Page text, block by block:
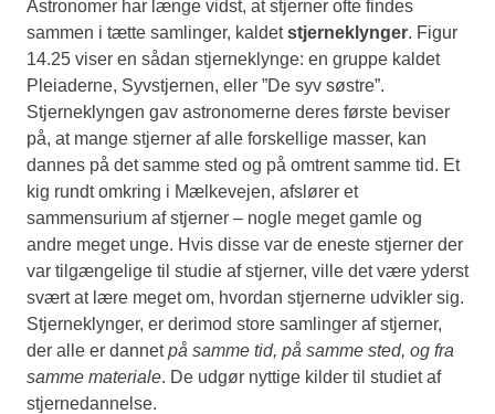
Astronomer har længe vidst, at stjerner ofte findes
sammen i tætte samlinger, kaldetstjerneklynger. Figur
14.25 viser en sådan stjerneklynge: en gruppe kaldet
Pleiaderne, Syvstjernen, eller ”De syv søstre”.
Stjerneklyngen gav astronomerne deres første beviser
på, at mange stjerner af alle forskellige masser, kan
dannes på det samme sted og på omtrent samme tid. Et
kig rundt omkring i Mælkevejen, afslører et
sammensurium af stjerner – nogle meget gamle og
andre meget unge. Hvis disse var de eneste stjerner der
var tilgængelige til studie af stjerner, ville det være yderst
svært at lære meget om, hvordan stjernerne udvikler sig.
Stjerneklynger, er derimod store samlinger af stjerner,
der alle er dannetpå samme tid, på samme sted, og fra
samme materiale. De udgør nyttige kilder til studiet af
stjernedannelse.